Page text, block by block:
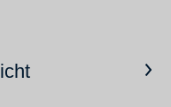
Nächster Artikel